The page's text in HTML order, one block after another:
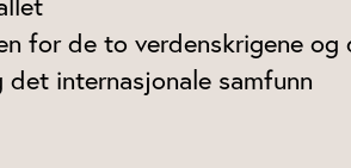
for de to verdenskrigene
internasjonale samfunn